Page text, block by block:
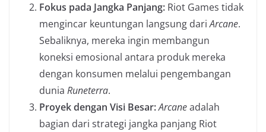
Fokus pada Jangka Panjang: Riot Games tidak
mengincar keuntungan langsung dariArcane.
Sebaliknya, mereka ingin membangun
koneksi emosional antara produk mereka
dengan konsumen melalui pengembangan
dunia Runeterra.
Proyek dengan Visi Besar:Arcaneadalah
bagian dari strategi jangka panjang Riot